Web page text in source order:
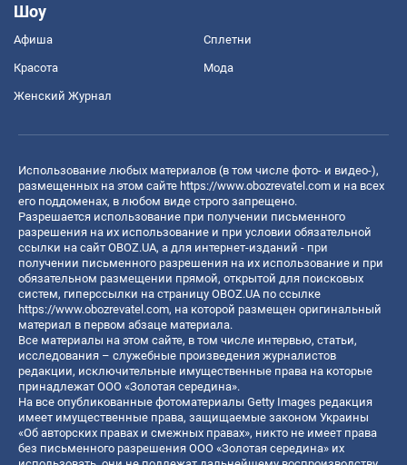
Шоу
Афиша Сплетни
Красота Мода
Женский Журнал
Использование любых материалов (в том числе фото- и видео-),
размещенных на этом сайте https://www.obozrevatel.com и на всех
его поддоменах, в любом виде строго запрещено.
Разрешается использование при получении письменного
разрешения на их использование и при условии обязательной
ссылки на сайт OBOZ.UA, а для интернет-изданий - при
получении письменного разрешения на их использование и при
обязательном размещении прямой, открытой для поисковых
систем, гиперссылки на страницу OBOZ.UA по ссылке
https://www.obozrevatel.com, на которой размещен оригинальный
материал в первом абзаце материала.
Все материалы на этом сайте, в том числе интервью, статьи,
исследования – служебные произведения журналистов
редакции, исключительные имущественные права на которые
принадлежат ООО «Золотая середина».
На все опубликованные фотоматериалы Getty Images редакция
имеет имущественные права, защищаемые законом Украины
«Об авторских правах и смежных правах», никто не имеет права
без письменного разрешения ООО «Золотая середина» их